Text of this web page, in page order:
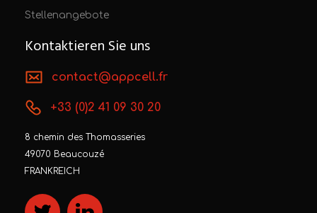
Stellenangebote
Kontaktieren Sie uns
contact@appcell.fr
+33 (0)2 41 09 30 20
8 chemin des Thomasseries
49070 Beaucouzé
FRANKREICH